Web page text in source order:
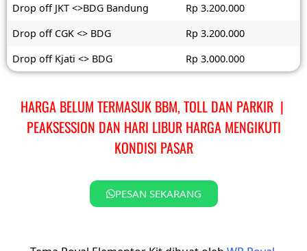
Drop off JKT <>BDG Bandung
Rp 3.200.000
Drop off CGK <> BDG
Rp 3.200.000
Drop off Kjati <> BDG
Rp 3.000.000
HARGA BELUM TERMASUK BBM, TOLL DAN PARKIR |
PEAKSESSION DAN HARI LIBUR HARGA MENGIKUTI
KONDISI PASAR
PESAN SEKARANG